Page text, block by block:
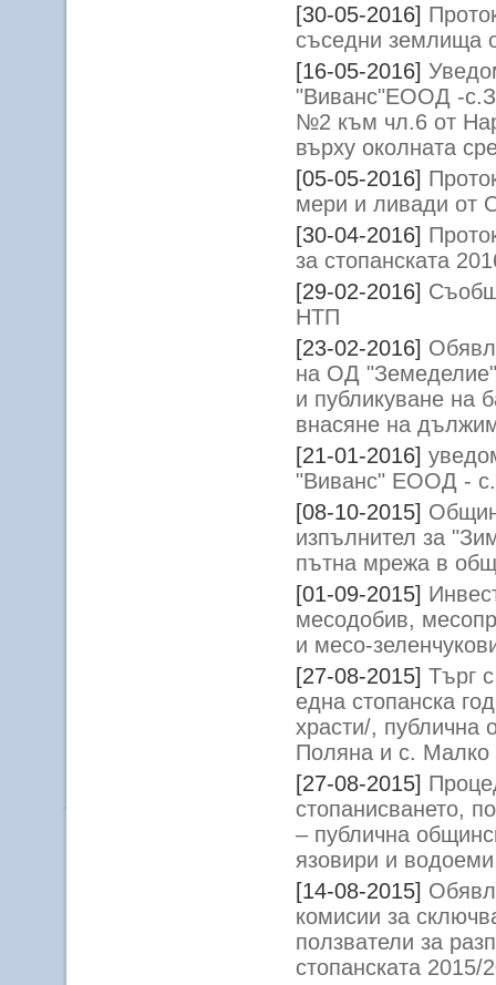
[30-05-2016]
съседни землища
[16-05-2016]
"Виванс"ЕООД -
№2 към чл.6 от
върху околната
[05-05-2016]
мери и ливади
[30-04-2016]
за стопанската
[29-02-2016]
НТП
[23-02-2016]
на ОД
и публикуване на
внасяне на
[21-01-2016]
"Виванс" ЕООД -
[08-10-2015]
изпълнител за
пътна мрежа в
[01-09-2015]
месодобив,
и месо-
[27-08-2015] Търг
една стопанска
храсти/, публична
Поляна и с. Малко
[27-08-2015]
стопанисването,
– публична
язовири и
[14-08-2015]
комисии за
ползватели за
стопанската 2015/